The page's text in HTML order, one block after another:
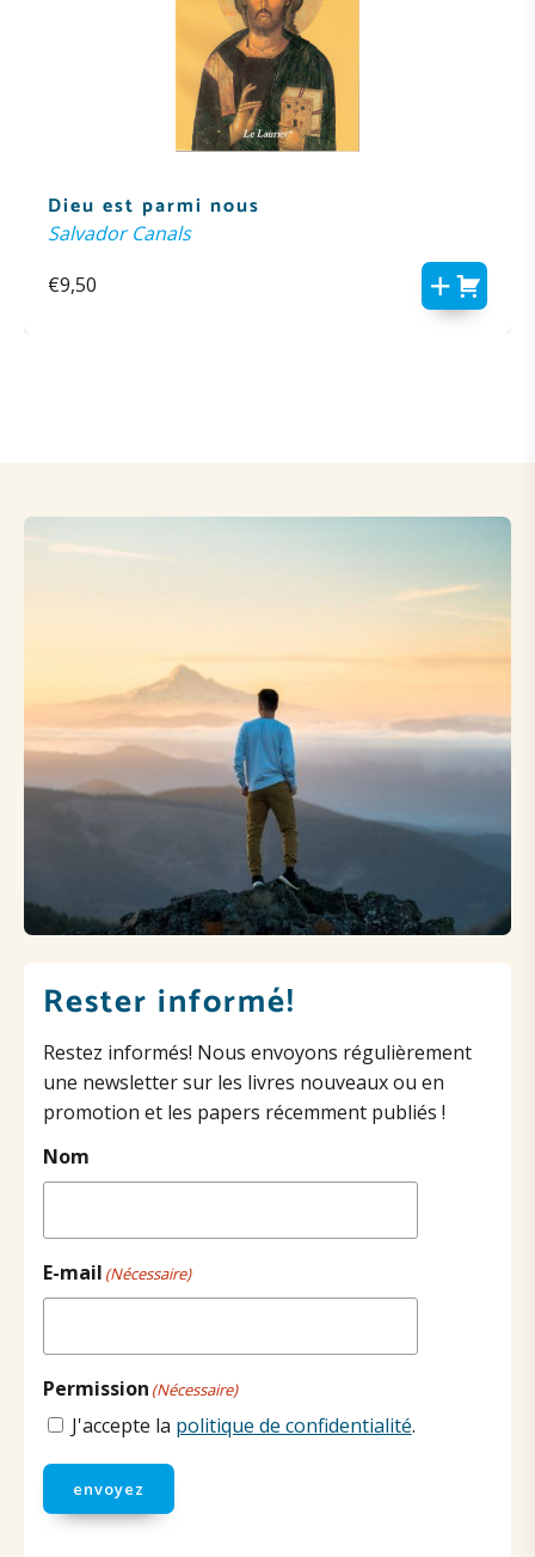
Dieu est parmi nous
Salvador Canals
€9,50
Rester informé!
Restez informés! Nous envoyons régulièrement
une newsletter sur les livres nouveaux ou en
promotion et les papers récemment publiés !
Nom
E-mail (Nécessaire)
Permission (Nécessaire)
J'accepte la politique de confidentialité.
envoyez